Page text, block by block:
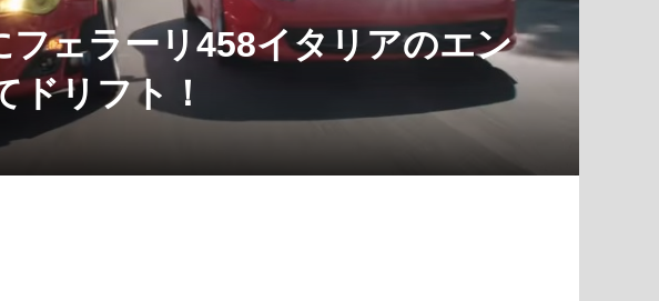
フェラーリ458イタリアのエン
ドリフト！